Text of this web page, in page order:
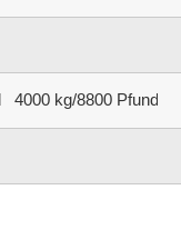
4000 kg/8800 Pfund